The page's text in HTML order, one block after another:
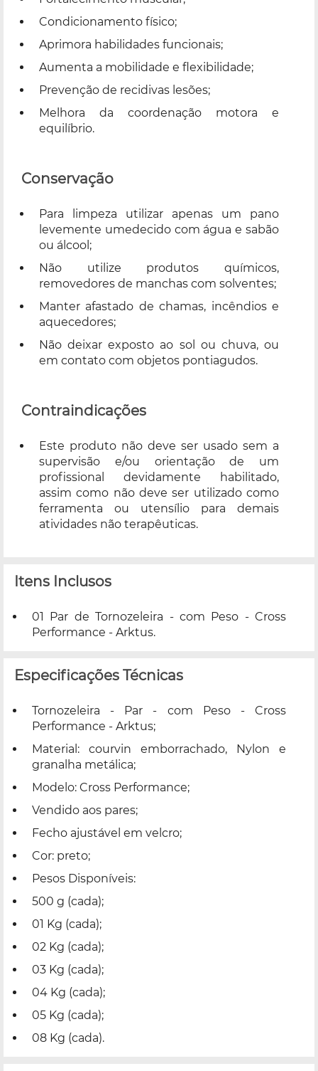
Condicionamento físico;
Aprimora habilidades funcionais;
Aumenta a mobilidade e flexibilidade;
Prevenção de recidivas lesões;
Melhora da coordenação motora e
equilíbrio.
Conservação
Para limpeza utilizar apenas um pano
levemente umedecido com água e sabão
ou álcool;
Não utilize produtos químicos,
removedores de manchas com solventes;
Manter afastado de chamas, incêndios e
aquecedores;
Não deixar exposto ao sol ou chuva, ou
em contato com objetos pontiagudos.
Contraindicações
Este produto não deve ser usado sem a
supervisão e/ou orientação de um
profissional devidamente habilitado,
assim como não deve ser utilizado como
ferramenta ou utensílio para demais
atividades não terapêuticas.
Itens Inclusos
01 Par de Tornozeleira - com Peso - Cross
Performance - Arktus.
Especificações Técnicas
Tornozeleira - Par - com Peso - Cross
Performance - Arktus;
Material: courvin emborrachado, Nylon e
granalha metálica;
Modelo: Cross Performance;
Vendido aos pares;
Fecho ajustável em velcro;
Cor: preto;
Pesos Disponíveis:
500 g (cada);
01 Kg (cada);
02 Kg (cada);
03 Kg (cada);
04 Kg (cada);
05 Kg (cada);
08 Kg (cada).